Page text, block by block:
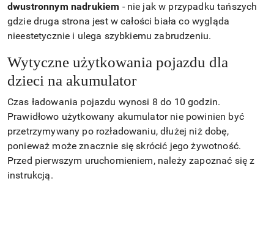
dwustronnym nadrukiem - nie jak w przypadku tańszych
gdzie druga strona jest w całości biała co wygląda
nieestetycznie i ulega szybkiemu zabrudzeniu.
Wytyczne użytkowania pojazdu dla
dzieci na akumulator
Czas ładowania pojazdu wynosi 8 do 10 godzin.
Prawidłowo użytkowany akumulator nie powinien być
przetrzymywany po rozładowaniu, dłużej niż dobę,
ponieważ może znacznie się skrócić jego żywotność.
Przed pierwszym uruchomieniem, należy zapoznać się z
instrukcją.